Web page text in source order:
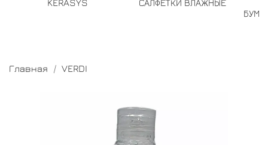
KERASYS
САЛФЕТКИ ВЛАЖНЫЕ
Главная VERDI